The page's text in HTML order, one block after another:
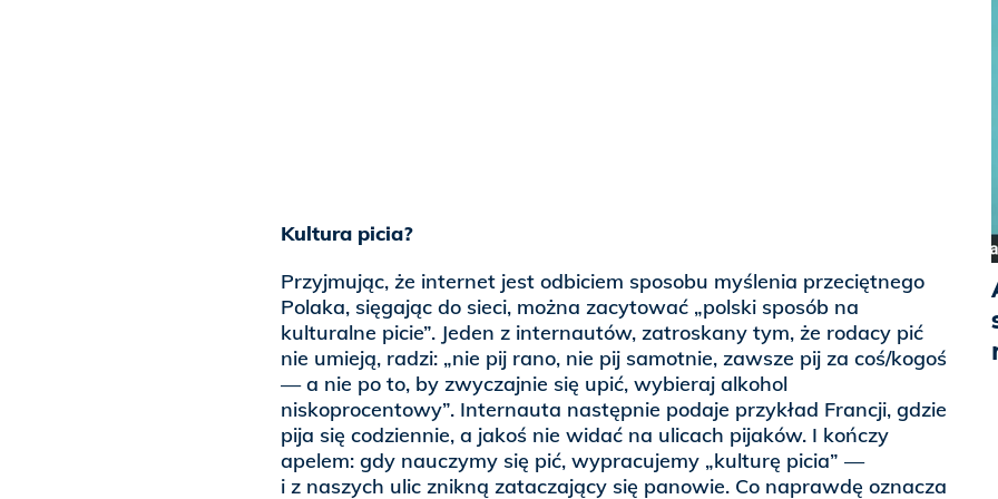
Kultura picia?
Przyjmując, że internet jest odbiciem sposobu myślenia przeciętnego
Polaka, sięgając do sieci, można zacytować „polski sposób na
kulturalne picie”. Jeden z internautów, zatroskany tym, że rodacy pić
nie umieją, radzi: „nie pij rano, nie pij samotnie, zawsze pij za coś/kogoś
— a nie po to, by zwyczajnie się upić, wybieraj alkohol
niskoprocentowy”. Internauta następnie podaje przykład Francji, gdzie
pija się codziennie, a jakoś nie widać na ulicach pijaków. I kończy
apelem: gdy nauczymy się pić, wypracujemy „kulturę picia” —
i z naszych ulic znikną zataczający się panowie. Co naprawdę oznacza